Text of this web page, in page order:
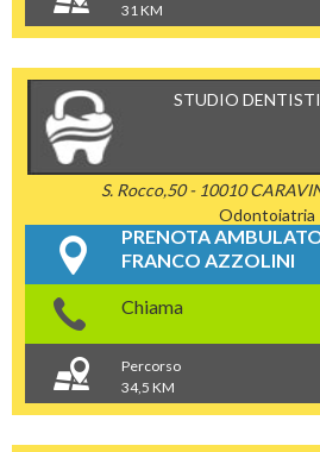
31 KM
STUDIO
S. Rocco,50 - 10010
Odontoiatria
PRENOTA
FRANCO AZZOLINI
Chiama
Percorso
34,5 KM